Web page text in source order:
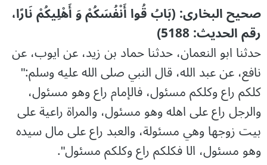
صحیح البخاری: (بَابُ قُوا أَنْفُسَكُمْ وَ أَهْلِيكُمْ نَارًا،
رقم الحدیث: 5188)
حدثنا ابو النعمان، حدثنا حماد بن زيد، عن ايوب، عن
نافع، عن عبد الله، قال النبي صلى الله عليه وسلم:"
كلكم راع وكلكم مسئول، فالإمام راع وهو مسئول،
والرجل راع على اهله وهو مسئول، والمراة راعية على
بيت زوجها وهي مسئولة، والعبد راع على مال سيده
وهو مسئول، الا فكلكم راع وكلكم مسئول".